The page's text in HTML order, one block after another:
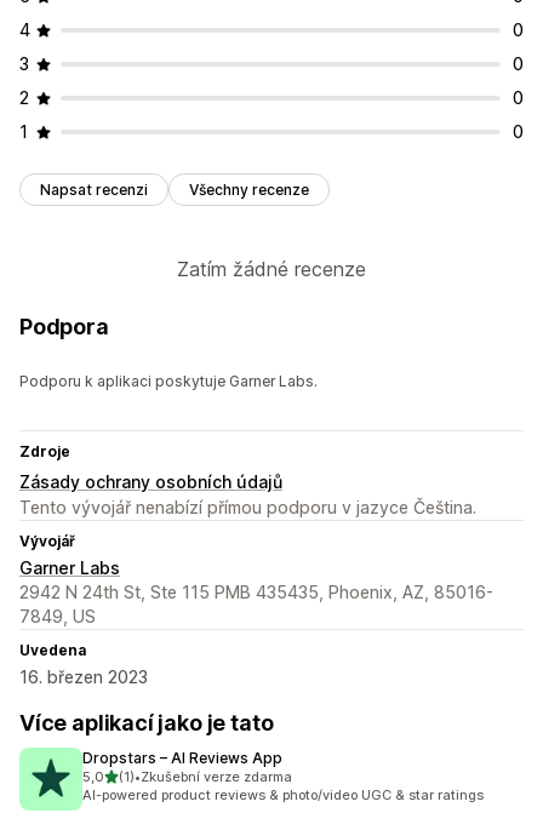
4
0
3
0
2
0
1
0
Napsat recenzi Všechny recenze
Zatím žádné recenze
Podpora
Podporu k aplikaci poskytuje Garner Labs.
Zdroje
Zásady ochrany osobních údajů
Tento vývojář nenabízí přímou podporu v jazyce Čeština.
Vývojář
Garner Labs
2942 N 24th St, Ste 115 PMB 435435, Phoenix, AZ, 85016-
7849, US
Uvedena
16. březen 2023
Více aplikací jako je tato
Dropstars – AI Reviews App
5,0z 5 hvězd
(1)
Celkový počet recenzí: 1
•Zkušební verze zdarma
AI-powered product reviews & photo/video UGC & star ratings